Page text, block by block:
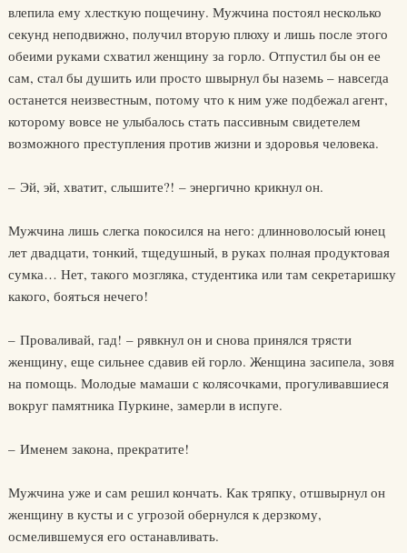
влепила ему хлесткую пощечину. Мужчина постоял несколько
секунд неподвижно, получил вторую плюху и лишь после этого
обеими руками схватил женщину за горло. Отпустил бы он ее
сам, стал бы душить или просто швырнул бы наземь – навсегда
останется неизвестным, потому что к ним уже подбежал агент,
которому вовсе не улыбалось стать пассивным свидетелем
возможного преступления против жизни и здоровья человека.
– Эй, эй, хватит, слышите?! – энергично крикнул он.
Мужчина лишь слегка покосился на него: длинноволосый юнец
лет двадцати, тонкий, тщедушный, в руках полная продуктовая
сумка… Нет, такого мозгляка, студентика или там секретаришку
какого, бояться нечего!
– Проваливай, гад! – рявкнул он и снова принялся трясти
женщину, еще сильнее сдавив ей горло. Женщина засипела, зовя
на помощь. Молодые мамаши с колясочками, прогуливавшиеся
вокруг памятника Пуркине, замерли в испуге.
– Именем закона, прекратите!
Мужчина уже и сам решил кончать. Как тряпку, отшвырнул он
женщину в кусты и с угрозой обернулся к дерзкому,
осмелившемуся его останавливать.